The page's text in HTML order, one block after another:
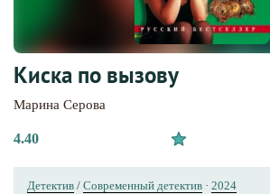
Киска по вызову
Марина Серова
4.40
Детектив / Современный детектив · 2024